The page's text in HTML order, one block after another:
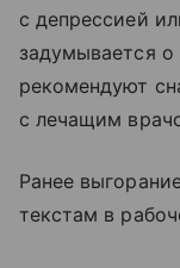
с депрессией
задумывается
рекомендуют
с лечащим
Ранее
текстам в